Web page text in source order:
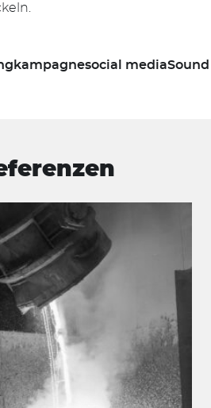
kampagnesocial mediaSound